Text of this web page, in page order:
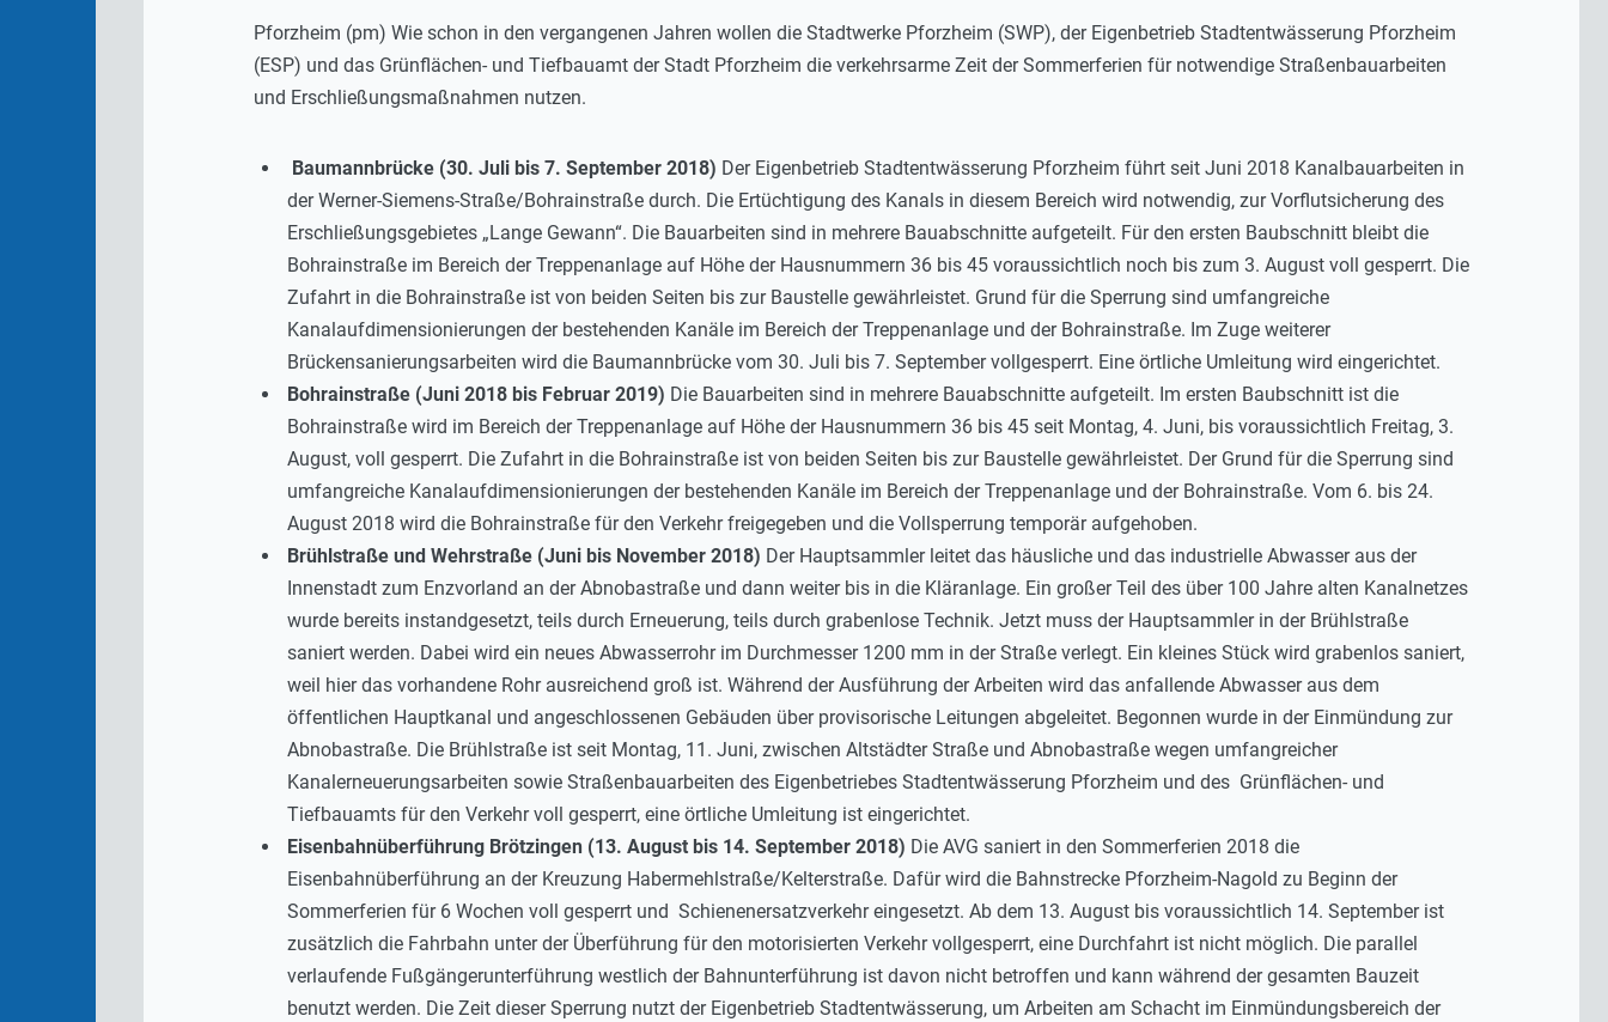
Pforzheim (pm) Wie schon in den vergangenen Jahren wollen die Stadtwerke Pforzheim (SWP), der Eigenbetrieb Stadtentwässerung Pforzheim
(ESP) und das Grünflächen- und Tiefbauamt der Stadt Pforzheim die verkehrsarme Zeit der Sommerferien für notwendige Straßenbauarbeiten
und Erschließungsmaßnahmen nutzen.
Baumannbrücke (30. Juli bis 7. September 2018) Der Eigenbetrieb Stadtentwässerung Pforzheim führt seit Juni 2018 Kanalbauarbeiten in
der Werner-Siemens-Straße/Bohrainstraße durch. Die Ertüchtigung des Kanals in diesem Bereich wird notwendig, zur Vorflutsicherung des
Erschließungsgebietes „Lange Gewann“. Die Bauarbeiten sind in mehrere Bauabschnitte aufgeteilt. Für den ersten Baubschnitt bleibt die
Bohrainstraße im Bereich der Treppenanlage auf Höhe der Hausnummern 36 bis 45 voraussichtlich noch bis zum 3. August voll gesperrt. Die
Zufahrt in die Bohrainstraße ist von beiden Seiten bis zur Baustelle gewährleistet. Grund für die Sperrung sind umfangreiche
Kanalaufdimensionierungen der bestehenden Kanäle im Bereich der Treppenanlage und der Bohrainstraße. Im Zuge weiterer
Brückensanierungsarbeiten wird die Baumannbrücke vom 30. Juli bis 7. September vollgesperrt. Eine örtliche Umleitung wird eingerichtet.
Bohrainstraße (Juni 2018 bis Februar 2019) Die Bauarbeiten sind in mehrere Bauabschnitte aufgeteilt. Im ersten Baubschnitt ist die
Bohrainstraße wird im Bereich der Treppenanlage auf Höhe der Hausnummern 36 bis 45 seit Montag, 4. Juni, bis voraussichtlich Freitag, 3.
August, voll gesperrt. Die Zufahrt in die Bohrainstraße ist von beiden Seiten bis zur Baustelle gewährleistet. Der Grund für die Sperrung sind
umfangreiche Kanalaufdimensionierungen der bestehenden Kanäle im Bereich der Treppenanlage und der Bohrainstraße. Vom 6. bis 24.
August 2018 wird die Bohrainstraße für den Verkehr freigegeben und die Vollsperrung temporär aufgehoben.
Brühlstraße und Wehrstraße (Juni bis November 2018) Der Hauptsammler leitet das häusliche und das industrielle Abwasser aus der
Innenstadt zum Enzvorland an der Abnobastraße und dann weiter bis in die Kläranlage. Ein großer Teil des über 100 Jahre alten Kanalnetzes
wurde bereits instandgesetzt, teils durch Erneuerung, teils durch grabenlose Technik. Jetzt muss der Hauptsammler in der Brühlstraße
saniert werden. Dabei wird ein neues Abwasserrohr im Durchmesser 1200 mm in der Straße verlegt. Ein kleines Stück wird grabenlos saniert,
weil hier das vorhandene Rohr ausreichend groß ist. Während der Ausführung der Arbeiten wird das anfallende Abwasser aus dem
öffentlichen Hauptkanal und angeschlossenen Gebäuden über provisorische Leitungen abgeleitet. Begonnen wurde in der Einmündung zur
Abnobastraße. Die Brühlstraße ist seit Montag, 11. Juni, zwischen Altstädter Straße und Abnobastraße wegen umfangreicher
Kanalerneuerungsarbeiten sowie Straßenbauarbeiten des Eigenbetriebes Stadtentwässerung Pforzheim und des Grünflächen- und
Tiefbauamts für den Verkehr voll gesperrt, eine örtliche Umleitung ist eingerichtet.
Eisenbahnüberführung Brötzingen (13. August bis 14. September 2018) Die AVG saniert in den Sommerferien 2018 die
Eisenbahnüberführung an der Kreuzung Habermehlstraße/Kelterstraße. Dafür wird die Bahnstrecke Pforzheim-Nagold zu Beginn der
Sommerferien für 6 Wochen voll gesperrt und Schienenersatzverkehr eingesetzt. Ab dem 13. August bis voraussichtlich 14. September ist
zusätzlich die Fahrbahn unter der Überführung für den motorisierten Verkehr vollgesperrt, eine Durchfahrt ist nicht möglich. Die parallel
verlaufende Fußgängerunterführung westlich der Bahnunterführung ist davon nicht betroffen und kann während der gesamten Bauzeit
benutzt werden. Die Zeit dieser Sperrung nutzt der Eigenbetrieb Stadtentwässerung, um Arbeiten am Schacht im Einmündungsbereich der